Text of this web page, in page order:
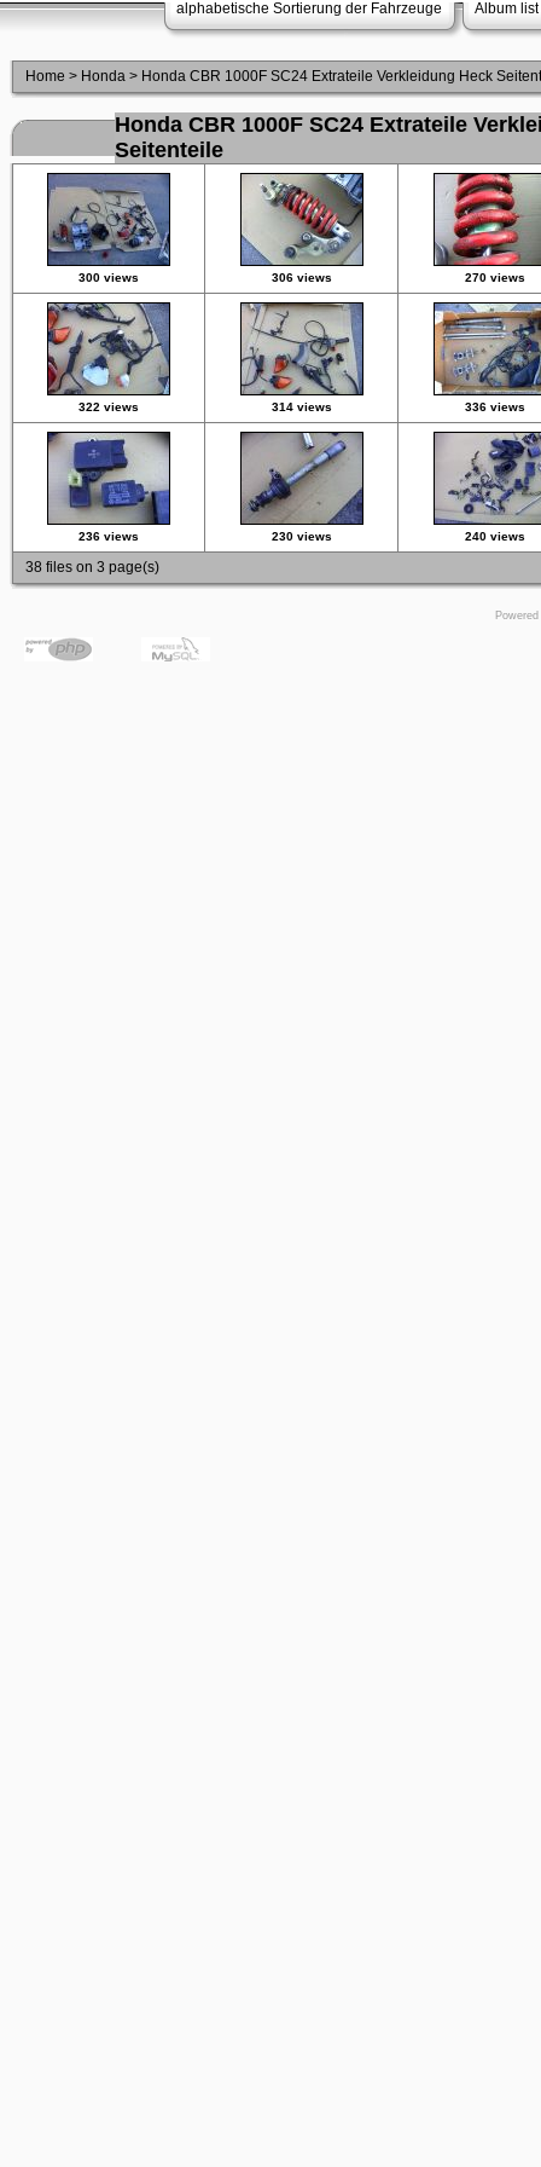
alphabetische Sortierung der Fahrzeuge Album list
Home > Honda > Honda CBR 1000F SC24 Extrateile Verkleidung Heck
Honda CBR 1000F SC24 Extrateile
Seitenteile
300 views 306 views 270 views
322 views 314 views 336 views
236 views 230 views 240 views
38 files on 3 page(s)